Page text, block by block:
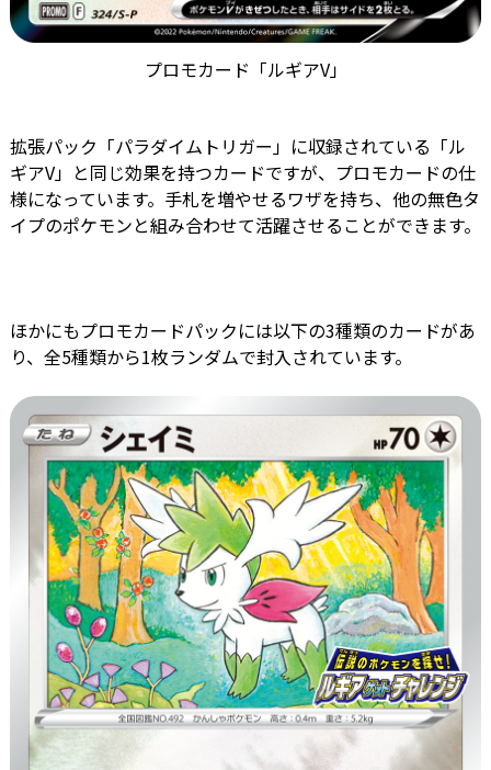
プロモカード「ルギアV」
拡張パック「パラダイムトリガー」に収録されている「ル
ギアV」と同じ効果を持つカードですが、プロモカードの仕
様になっています。手札を増やせるワザを持ち、他の無色タ
イプのポケモンと組み合わせて活躍させることができます。
ほかにもプロモカードパックには以下の3種類のカードがあ
り、全5種類から1枚ランダムで封入されています。